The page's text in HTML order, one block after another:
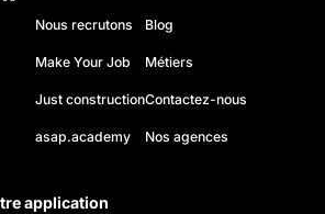
Nous recrutons
Make Your Job
Just construction
asap.academy
Blog
Métiers
Contactez-nous
Nos agences
application